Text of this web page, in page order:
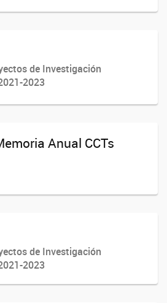
de Investigación
2023
Anual CCTs
de Investigación
2023